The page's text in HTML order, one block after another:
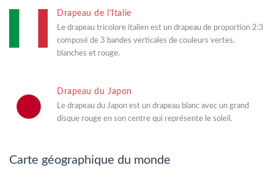
Drapeau de l'Italie
Le drapeau tricolore italien est un drapeau de proportion 2:3
composé de 3 bandes verticales de couleurs vertes,
blanches et rouge.
Drapeau du Japon
Le drapeau du Japon est un drapeau blanc avec un grand
disque rouge en son centre qui représente le soleil.
Carte géographique du monde